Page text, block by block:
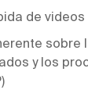
de
sobre
y los